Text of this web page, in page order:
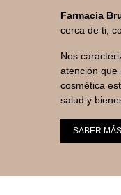
Farmacia
cerca de ti,
Nos
atención que
cosmética
salud y
SABER MÁS